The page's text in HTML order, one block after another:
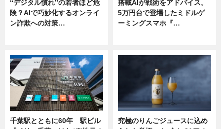
“デジタル慣れ”の若者ほど危
険？AIで巧妙化するオンライ
ン詐欺への対策…
搭載AIが戦術をアドバイス。
5万円台で登場したミドルゲ
ーミングスマホ『…
千葉駅とともに60年 駅ビル
究極のりんごジュースに込め